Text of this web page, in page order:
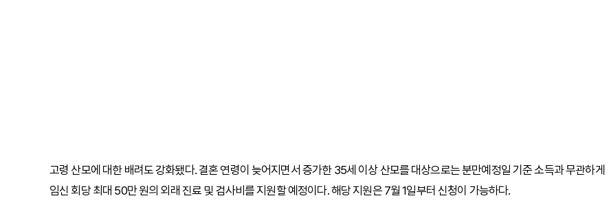
고령 산모에 대한 배려도 강화됐다. 결혼 연령이 늦어지면서 증가한 35세 이상 산모를 대상으로는 분만예정일 기준 소득과 무관하게
임신 회당 최대 50만 원의 외래 진료 및 검사비를 지원할 예정이다. 해당 지원은 7월 1일부터 신청이 가능하다.